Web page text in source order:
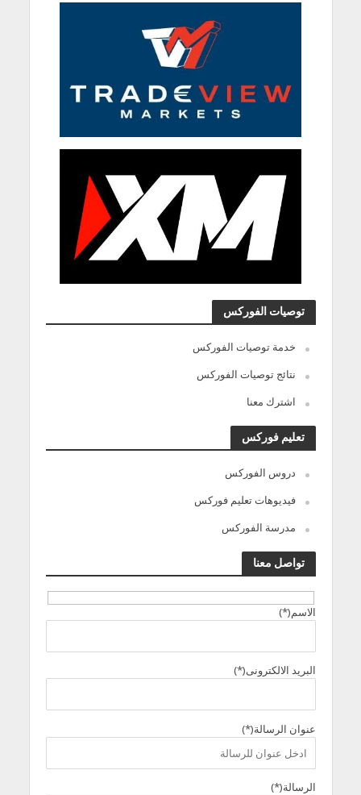
توصيات الفوركس
خدمة توصيات الفوركس
نتائج توصيات الفوركس
اشترك معنا
تعليم فوركس
دروس الفوركس
فيديوهات تعليم فوركس
مدرسة الفوركس
تواصل معنا
الاسم(*)
البريد الالكترونى(*)
عنوان الرسالة(*)
الرسالة(*)